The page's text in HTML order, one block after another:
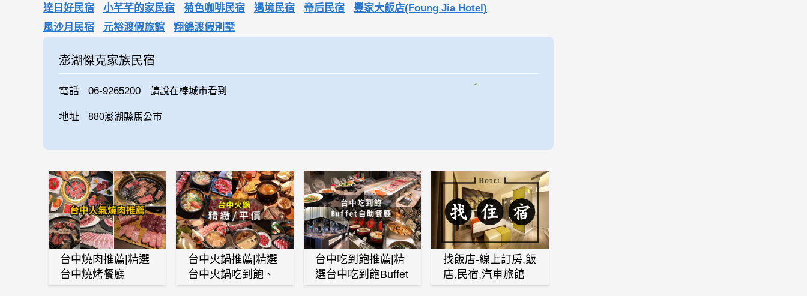
達日好民宿 小芊芊的家民宿 菊色咖啡民宿 遇境民宿 帝后民宿
豐家大飯店(Foung Jia Hotel)
風沙月民宿
元裕渡假旅館 翔鴿渡假別墅
澎湖傑克家族民宿
電話 06-9265200 請說在棒城市看到
地址 880澎湖縣馬公市
台中燒肉推薦|精選
台中燒烤餐廳
台中火鍋推薦|精選
台中火鍋吃到飽、
台中吃到飽推薦|精
選台中吃到飽Buffet
找飯店-線上訂房,飯
店,民宿,汽車旅館